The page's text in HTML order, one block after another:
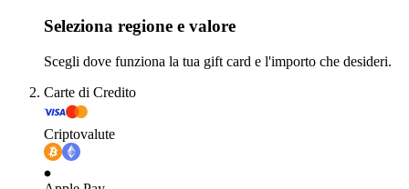
Seleziona regione e valore
Scegli dove funziona la tua gift card e l'importo che desideri.
Carte di Credito
Criptovalute